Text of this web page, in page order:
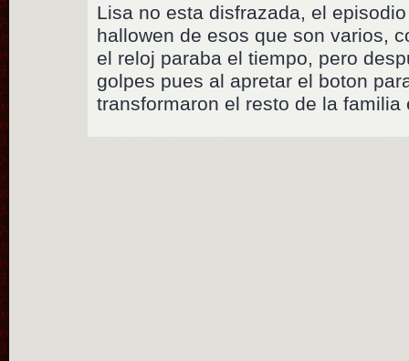
Lisa no esta disfrazada, el
hallowen de esos que son varios,
el reloj paraba el tiempo, pero
golpes pues al apretar el boton
transformaron el resto de la familia